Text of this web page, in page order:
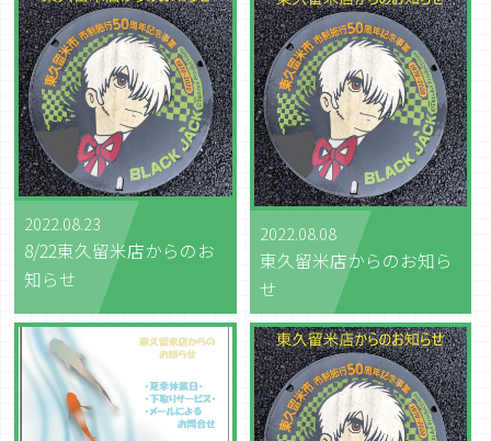
2022.08.23
8/22東久留米店からのお
知らせ
2022.08.08
東久留米店からのお知ら
せ